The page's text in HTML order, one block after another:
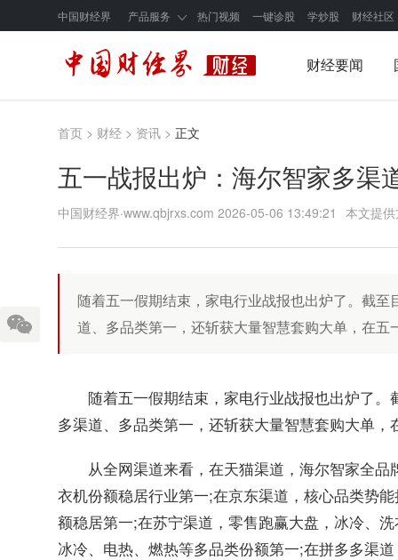
中国财经界 产品服务 热门视频 一键诊股 学炒股 财经社区
财经要闻
首页 > 财经 > 资讯 > 正文
五一战报出炉：海尔智家多渠
中国财经界·www.qbjrxs.com 2026-05-06 13:49:21 本文提
随着五一假期结束，家电行业战报也出炉了。截
道、多品类第一，还斩获大量智慧套购大单，在
随着五一假期结束，家电行业战报也出炉了
多渠道、多品类第一，还斩获大量智慧套购大单
从全网渠道来看，在天猫渠道，海尔智家全
衣机份额稳居行业第一;在京东渠道，核心品类势
额稳居第一;在苏宁渠道，零售跑赢大盘，冰冷、
冰冷、电热、燃热等多品类份额第一;在拼多多渠